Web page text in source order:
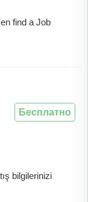
find a Job
bilgilerinizi
Бесплатно